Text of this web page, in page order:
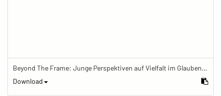
Beyond The Frame: Junge Perspektiven auf Vielfalt im Glauben - Frau telefoniert vor Mamor-Stupa
Download